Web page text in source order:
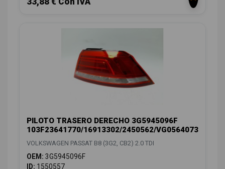
PILOTO TRASERO DERECHO 3G5945096F
103F23641770/16913302/2450562/VG0564073
VOLKSWAGEN PASSAT B8 (3G2, CB2) 2.0 TDI
OEM: 3G5945096F
ID: 1550557